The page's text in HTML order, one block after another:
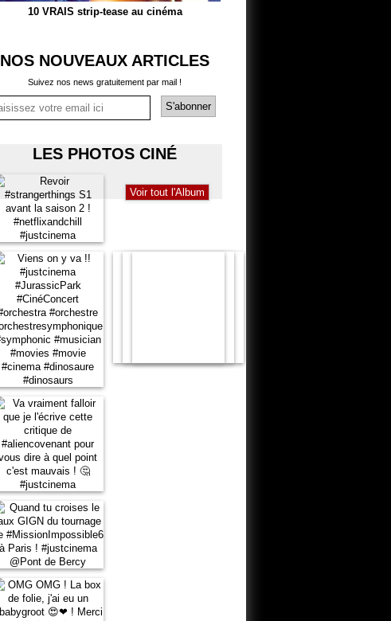
10 VRAIS strip-tease au cinéma
NOS NOUVEAUX ARTICLES
Suivez nos news gratuitement par mail !
LES PHOTOS CINÉ
Voir tout l'Album